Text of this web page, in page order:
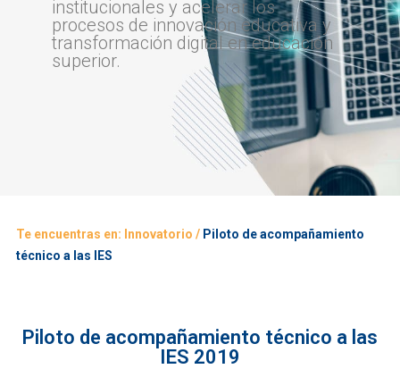
institucionales y acelerar los
procesos de innovación educativa y
transformación digital en educación
superior.
Te encuentras en: Innovatorio / Piloto de acompañamiento
técnico a las IES
Piloto de acompañamiento técnico a las
IES 2019